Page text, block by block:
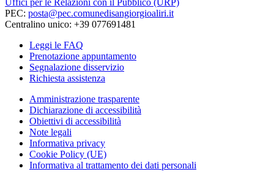
Uffici per le Relazioni con il Pubblico (URP)
PEC: posta@pec.comunedisangiorgioaliri.it
Centralino unico: +39 077691481
Leggi le FAQ
Prenotazione appuntamento
Segnalazione disservizio
Richiesta assistenza
Amministrazione trasparente
Dichiarazione di accessibilità
Obiettivi di accessibilità
Note legali
Informativa privacy
Cookie Policy (UE)
Informativa al trattamento dei dati personali